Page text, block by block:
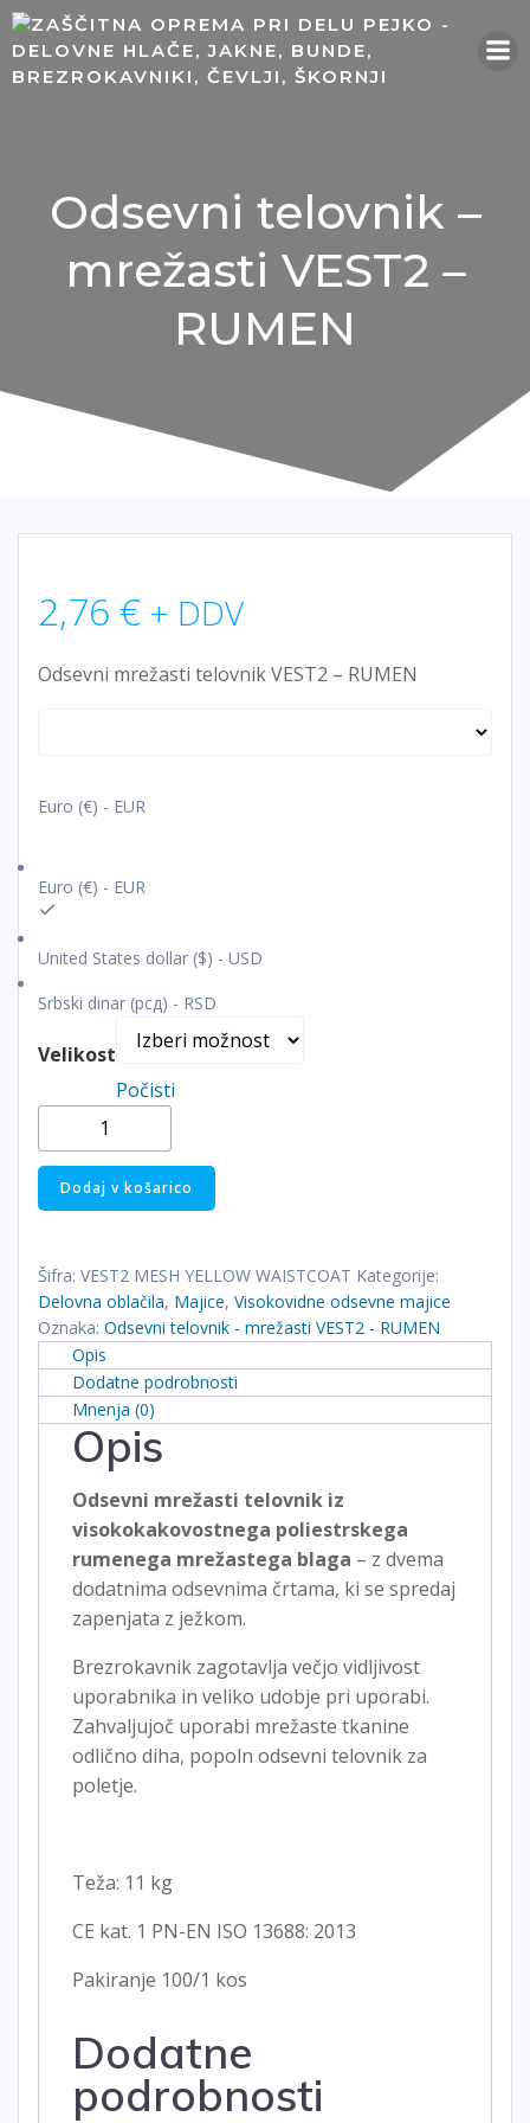
Skip
to
content
Odsevni telovnik –
mrežasti VEST2 –
RUMEN
2,76 € + DDV
Odsevni mrežasti telovnik VEST2 – RUMEN
Euro (€) - EUR
Euro (€) - EUR
United States dollar ($) - USD
Srbski dinar (рсд) - RSD
Velikost
Počisti
Odsevni
telovnik
-
mrežasti
-
RUMEN
količina
Dodaj v košarico
Šifra: VEST2 MESH YELLOW WAISTCOAT Kategorije:
Delovna oblačila, Majice, Visokovidne odsevne majice
Oznaka: Odsevni telovnik - mrežasti VEST2 - RUMEN
Opis
Dodatne podrobnosti
Mnenja (0)
Opis
Odsevni mrežasti telovnik iz
visokokakovostnega poliestrskega
rumenega mrežastega blaga – z dvema
dodatnima odsevnima črtama, ki se spredaj
zapenjata z ježkom.
Brezrokavnik zagotavlja večjo vidljivost
uporabnika in veliko udobje pri uporabi.
Zahvaljujoč uporabi mrežaste tkanine
odlično diha, popoln odsevni telovnik za
poletje.
Teža: 11 kg
CE kat. 1 PN-EN ISO 13688: 2013
Pakiranje 100/1 kos
Dodatne
podrobnosti